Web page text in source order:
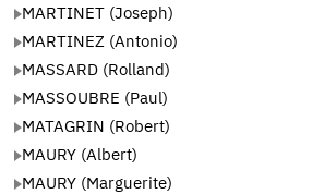
MARTINET (Joseph)
MARTINEZ (Antonio)
MASSARD (Rolland)
MASSOUBRE (Paul)
MATAGRIN (Robert)
MAURY (Albert)
MAURY (Marguerite)